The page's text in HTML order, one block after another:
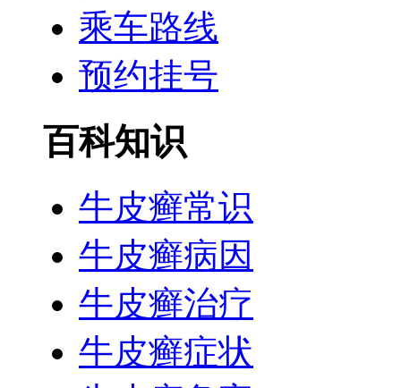
乘车路线
预约挂号
百科知识
牛皮癣常识
牛皮癣病因
牛皮癣治疗
牛皮癣症状